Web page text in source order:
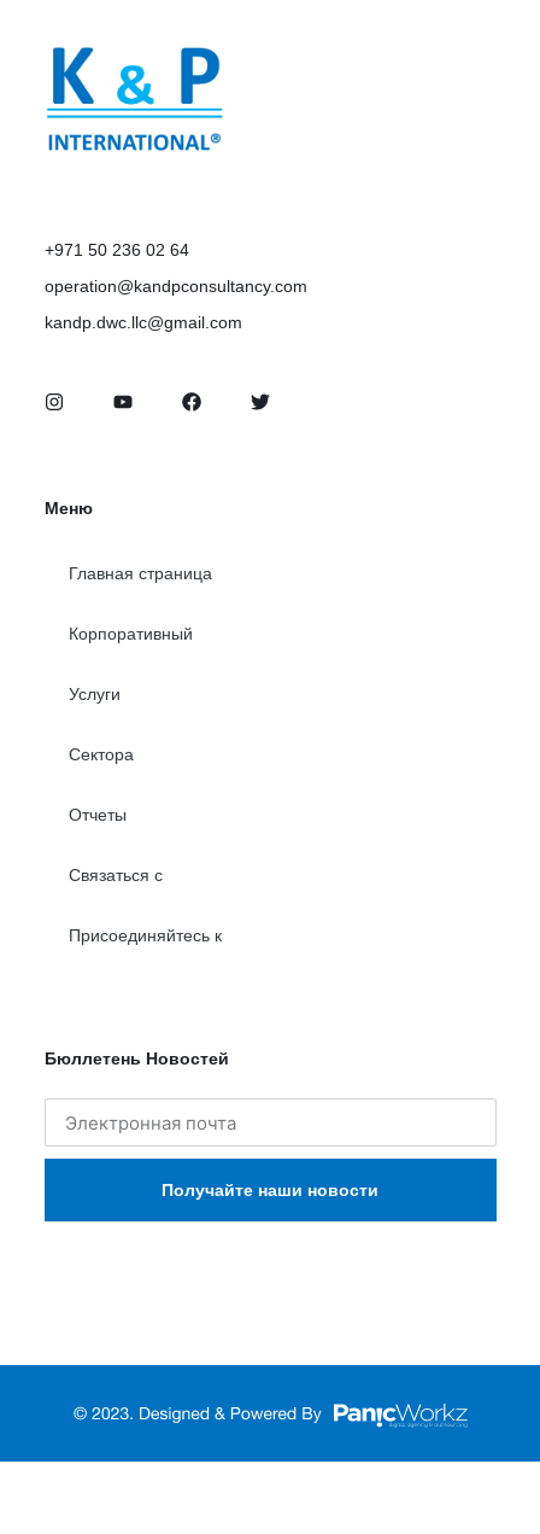
+971 50 236 02 64
operation@kandpconsultancy.com
kandp.dwc.llc@gmail.com
Меню
Главная страница
Корпоративный
Услуги
Сектора
Отчеты
Связаться с
Присоединяйтесь к
Бюллетень Новостей
Получайте наши новости